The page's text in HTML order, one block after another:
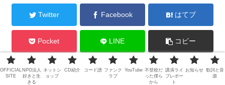
Twitter Facebook はてブ
Pocket LINE コピー
jerrybeansをフォローする
OFFICIAL
SITE
NPO法人
好きと生
きる
ネットシ
ョップ
CD紹介 コード譜 ファンク
ラブ
YouTube 不登校だ
った僕ら
から
講演ライ
ブレポー
ト
お知らせ 歌詞と音
源